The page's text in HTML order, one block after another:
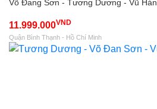
Võ Đang Sơn - Tương Dương - Vũ Hán
11.999.000VND
Quận Bình Thạnh - Hồ Chí Minh